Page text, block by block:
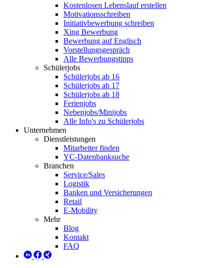
Kostenlosen Lebenslauf erstellen
Motivationsschreiben
Initiativbewerbung schreiben
Xing Bewerbung
Bewerbung auf Englisch
Vorstellungsgespräch
Alle Bewerbungstipps
Schülerjobs
Schülerjobs ab 16
Schülerjobs ab 17
Schülerjobs ab 18
Ferienjobs
Nebenjobs/Minijobs
Alle Info's zu Schülerjobs
Unternehmen
Dienstleistungen
Mitarbeiter finden
YC-Datenbanksuche
Branchen
Service/Sales
Logistik
Banken und Versicherungen
Retail
E-Mobility
Mehr
Blog
Kontakt
FAQ